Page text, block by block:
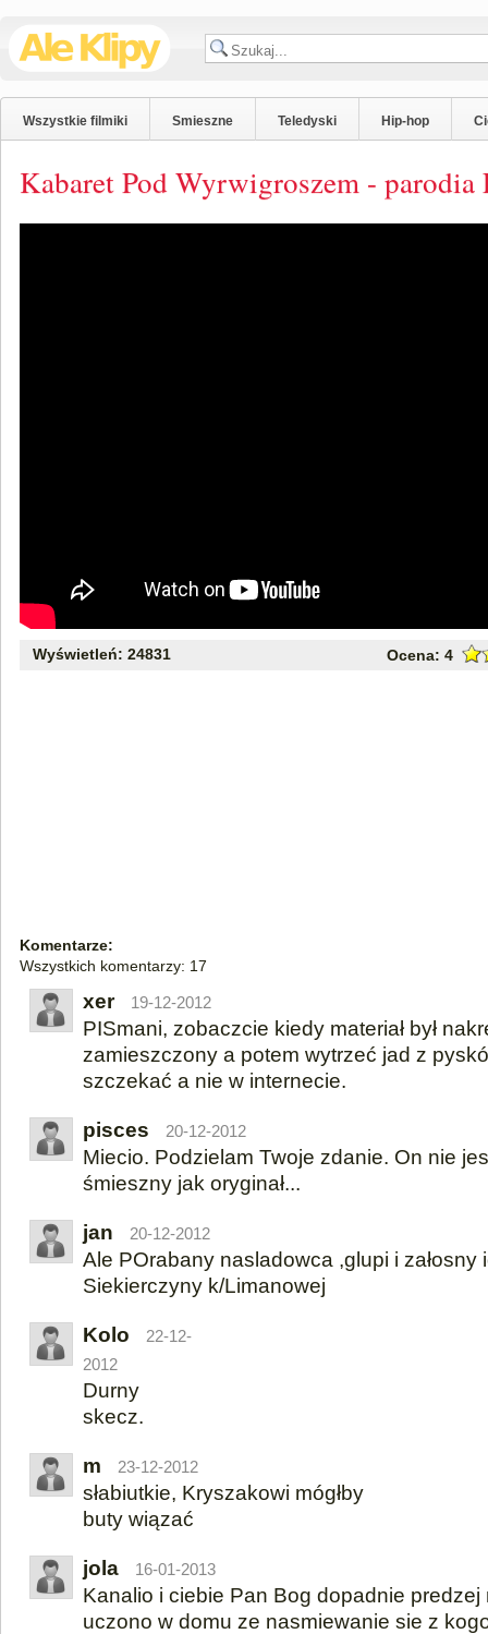
Wszystkie filmiki Smieszne Teledyski Hip-hop
Kabaret Pod Wyrwigroszem -
Wyświetleń: 24831 Ocena: 4
Komentarze:
Wszystkich komentarzy: 17
xer 19-12-2012
PISmani, zobaczcie kiedy materiał był
zamieszczony a potem wytrzeć jad z
szczekać a nie w internecie.
pisces 20-12-2012
Miecio. Podzielam Twoje zdanie. On nie
śmieszny jak oryginał...
jan 20-12-2012
Ale POrabany nasladowca ,glupi i załosny
Siekierczyny k/Limanowej
Kolo
22-12-
2012
Durny
skecz.
m 23-12-2012
słabiutkie, Kryszakowi mógłby
buty wiązać
jola 16-01-2013
Kanalio i ciebie Pan Bog dopadnie predzej
uczono w domu ze nasmiewanie sie z